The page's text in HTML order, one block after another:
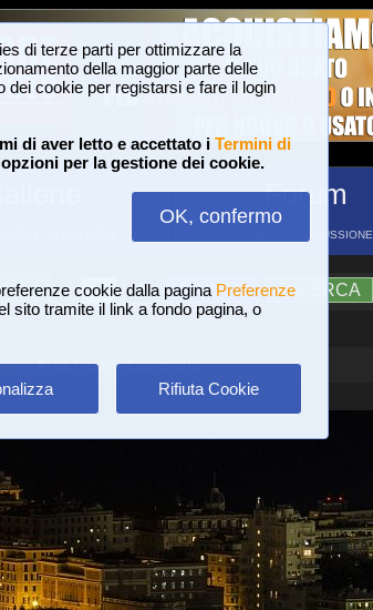
di terze parti per ottimizzare la
della maggior parte delle
dei cookie per registarsi e fare il login
di aver letto e accettato i Termini di
per la gestione dei cookie.
OK, confermo
cookie dalla pagina Preferenze
sito tramite il link a fondo pagina, o
Rifiuta Cookie
Forum
FORUM DI DISCUSSIONE
A A ?AIUTO RICERCA
» Area Expo e Carignano